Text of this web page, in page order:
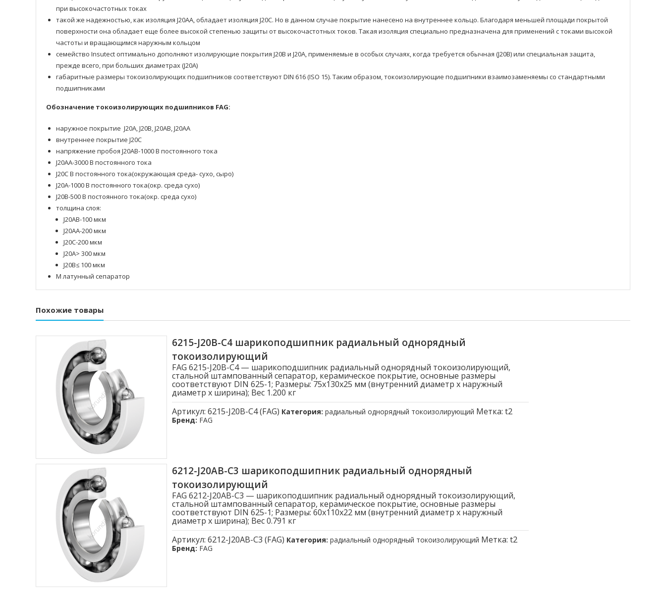
при высокочастотных токах
такой же надежностью, как изоляция J20AA, обладает изоляция J20C. Но в данном случае покрытие нанесено на внутреннее кольцо. Благодаря меньшей площади покрытой
поверхности она обладает еще более высокой степенью защиты от высокочастотных токов. Такая изоляция специально предназначена для применений с токами высокой
частоты и вращающимся наружным кольцом
семейство Insutect оптимально дополняют изолирующие покрытия J20B и J20A, применяемые в особых случаях, когда требуется обычная (J20B) или специальная защита,
прежде всего, при больших диаметрах (J20A)
габаритные размеры токоизолирующих подшипников соответствуют DIN 616 (ISO 15). Таким образом, токоизолирующие подшипники взаимозаменяемы со стандартными
подшипниками
Обозначение токоизолирующих подшипников FAG:
наружное покрытие J20A, J20B, J20AB, J20AA
внутреннее покрытие J20C
напряжение пробоя J20AB-1000 В постоянного тока
J20AA-3000 В постоянного тока
J20C В постоянного тока(окружающая среда- сухо, сыро)
J20A-1000 В постоянного тока(окр. среда сухо)
J20B-500 В постоянного тока(окр. среда сухо)
толщина слоя:
J20AB-100 мкм
J20AA-200 мкм
J20C-200 мкм
J20A> 300 мкм
J20B≤ 100 мкм
M латунный сепаратор
Похожие товары
6215-J20B-C4 шарикоподшипник радиальный однорядный
токоизолирующий
FAG 6215-J20B-C4 — шарикоподшипник радиальный однорядный токоизолирующий,
стальной штампованный сепаратор, керамическое покрытие, основные размеры
соответствуют DIN 625-1; Размеры: 75x130x25 мм (внутренний диаметр x наружный
диаметр x ширина); Вес 1.200 кг
Артикул: 6215-J20B-C4 (FAG) Категория: радиальный однорядный токоизолирующий Метка: t2
Бренд: FAG
6212-J20AB-C3 шарикоподшипник радиальный однорядный
токоизолирующий
FAG 6212-J20AB-C3 — шарикоподшипник радиальный однорядный токоизолирующий,
стальной штампованный сепаратор, керамическое покрытие, основные размеры
соответствуют DIN 625-1; Размеры: 60x110x22 мм (внутренний диаметр x наружный
диаметр x ширина); Вес 0.791 кг
Артикул: 6212-J20AB-C3 (FAG) Категория: радиальный однорядный токоизолирующий Метка: t2
Бренд: FAG